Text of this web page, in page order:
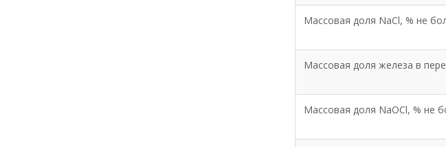
Массовая доля NaCl, % не
Массовая доля железа в
Массовая доля NaOCl, % не